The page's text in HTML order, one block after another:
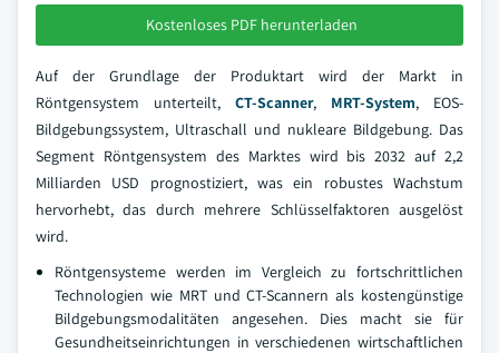
Kostenloses PDF herunterladen
Auf der Grundlage der Produktart wird der Markt in
Röntgensystem unterteilt, CT-Scanner, MRT-System, EOS-
Bildgebungssystem, Ultraschall und nukleare Bildgebung. Das
Segment Röntgensystem des Marktes wird bis 2032 auf 2,2
Milliarden USD prognostiziert, was ein robustes Wachstum
hervorhebt, das durch mehrere Schlüsselfaktoren ausgelöst
wird.
Röntgensysteme werden im Vergleich zu fortschrittlichen
Technologien wie MRT und CT-Scannern als kostengünstige
Bildgebungsmodalitäten angesehen. Dies macht sie für
Gesundheitseinrichtungen in verschiedenen wirtschaftlichen